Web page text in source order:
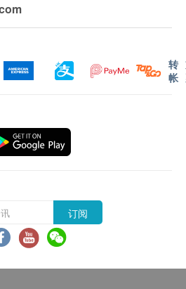
转
帐
订阅